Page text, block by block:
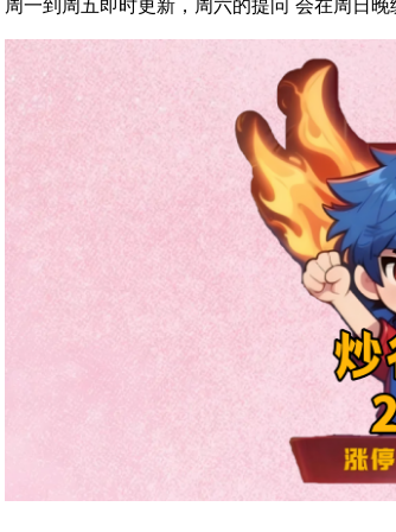
周一到周五即时更新，周六的提问 会在周日